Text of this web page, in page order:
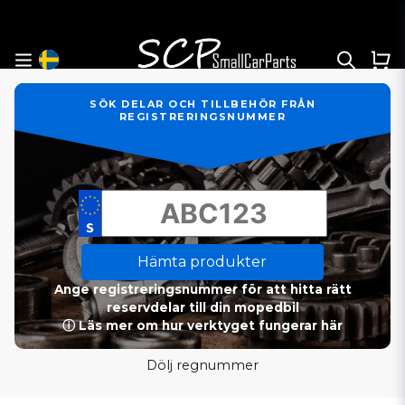
SÖK DELAR OCH TILLBEHÖR FRÅN
REGISTRERINGSNUMMER
Hämta produkter
Ange registreringsnummer för att hitta rätt
reservdelar till din mopedbil
ⓘ Läs mer om hur verktyget fungerar här
Dölj regnummer